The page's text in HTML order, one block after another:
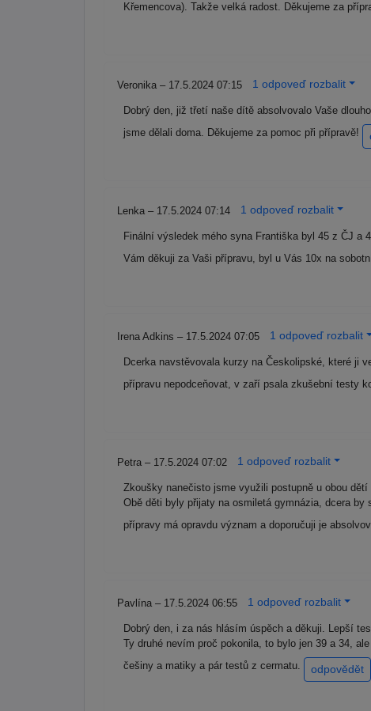
Křemencova). Takže velká radost. Děkujeme za
Veronika – 17.5.2024 07:15 1 odpoveď rozbalit
Dobrý den, již třetí naše dítě absolvovalo Vaše
jsme dělali doma. Děkujeme za pomoc při přípravě!
Lenka – 17.5.2024 07:14 1 odpoveď rozbalit
Finální výsledek mého syna Františka byl 45 z ČJ a
Vám děkuji za Vaši přípravu, byl u Vás 10x na
Irena Adkins – 17.5.2024 07:05 1 odpoveď rozbalit
Dcerka navstěvovala kurzy na Českolipské, které ji
přípravu nepodceňovat, v zaří psala zkušební testy
Petra – 17.5.2024 07:02 1 odpoveď rozbalit
Zkoušky nanečisto jsme využili postupně u obou
Obě děti byly přijaty na osmiletá gymnázia, dcera
přípravy má opravdu význam a doporučuji je
Pavlína – 17.5.2024 06:55 1 odpoveď rozbalit
Dobrý den, i za nás hlásím úspěch a děkuji. Lepší
Ty druhé nevím proč pokonila, to bylo jen 39 a 34,
češiny a matiky a pár testů z cermatu.
odpovědět